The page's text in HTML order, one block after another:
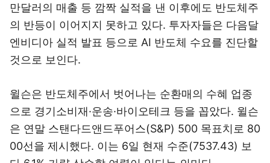
만달러의 매출 등 깜짝 실적을 낸 이후에도 반도체주
의 반등이 이어지지 못하고 있다. 투자자들은 다음달
엔비디아 실적 발표 등으로 AI 반도체 수요를 진단할
것으로 보인다.
윌슨은 반도체주에서 벗어나는 순환매의 수혜 업종
으로 경기소비재·운송·바이오테크 등을 꼽았다. 윌슨
은 연말 스탠다드앤드푸어스(S&P) 500 목표치로 80
00선을 제시했다. 이는 6일 현재 수준(7537.43) 보